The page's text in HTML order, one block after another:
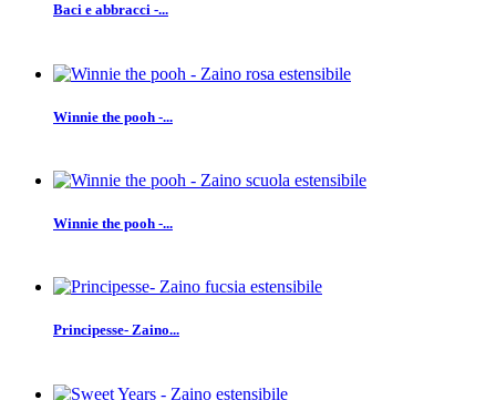
Baci e abbracci -...
Winnie the pooh -...
Winnie the pooh -...
Principesse- Zaino...